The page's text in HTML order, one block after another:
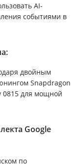
AI-
событиями в
двойным
Snapdragon
0815 для мощной
Google
по